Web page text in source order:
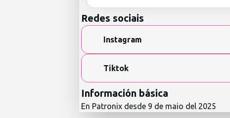
Redes sociais
Instagram
Tiktok
Información básica
En Patronix desde 9 de maio del 2025